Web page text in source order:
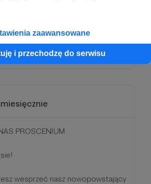
zaawansowane
i przechodzę do serwisuLimit: 5
miesięcznie
PROSCENIUM
wesprzeć nasz nowopowstający